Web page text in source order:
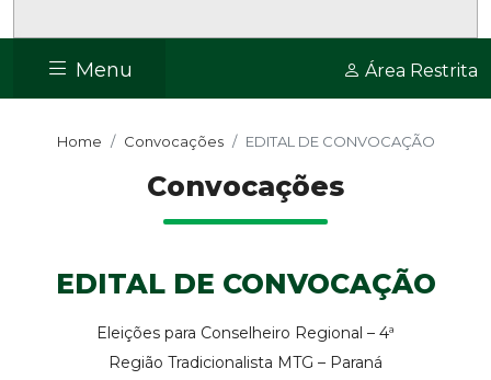
Menu Área Restrita
Home Convocações EDITAL DE CONVOCAÇÃO
Convocações
EDITAL DE CONVOCAÇÃO
Eleições para Conselheiro Regional – 4ª
Região Tradicionalista MTG – Paraná